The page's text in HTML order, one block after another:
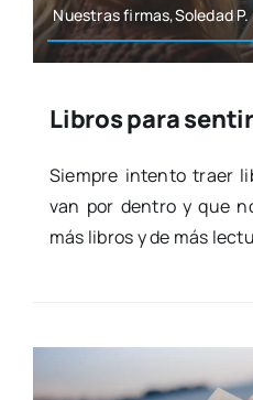
Nues­tras firmas,Soledad
Libros para sentir
Siem­pre inten­to traer
van por den­tro y que
más libros y de más